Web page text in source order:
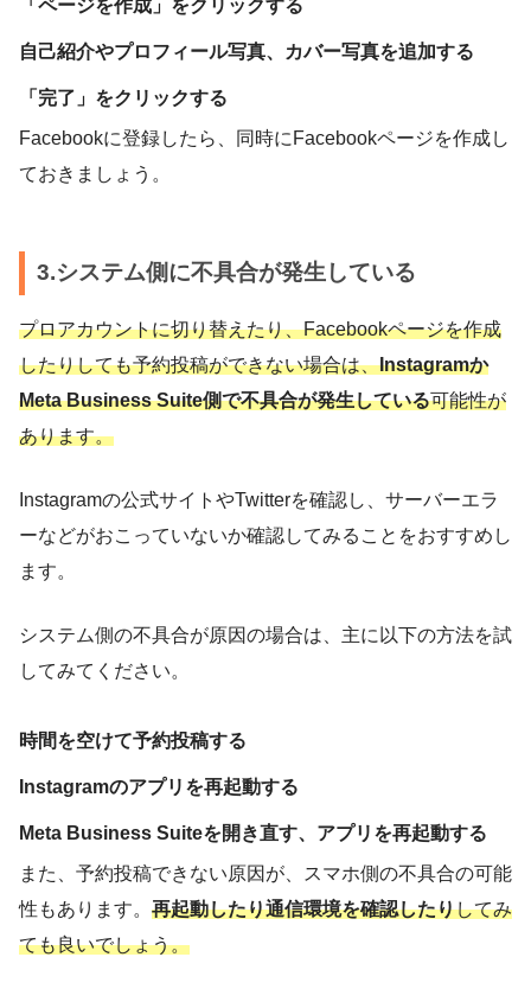
「ページを作成」をクリックする
自己紹介やプロフィール写真、カバー写真を追加する
「完了」をクリックする
Facebookに登録したら、同時にFacebookページを作成し
ておきましょう。
3.システム側に不具合が発生している
プロアカウントに切り替えたり、Facebookページを作成
したりしても予約投稿ができない場合は、Instagramか
Meta Business Suite側で不具合が発生している可能性が
あります。
Instagramの公式サイトやTwitterを確認し、サーバーエラ
ーなどがおこっていないか確認してみることをおすすめし
ます。
システム側の不具合が原因の場合は、主に以下の方法を試
してみてください。
時間を空けて予約投稿する
Instagramのアプリを再起動する
Meta Business Suiteを開き直す、アプリを再起動する
また、予約投稿できない原因が、スマホ側の不具合の可能
性もあります。 再起動したり通信環境を確認したりしてみ
ても良いでしょう。